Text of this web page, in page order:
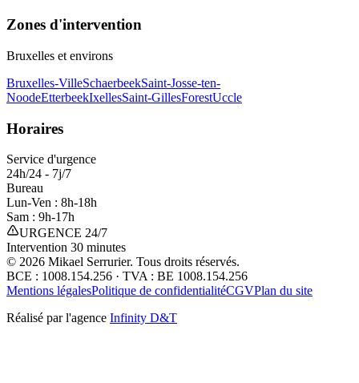
Zones d'intervention
Bruxelles et environs
Bruxelles-VilleSchaerbeekSaint-Josse-ten-
NoodeEtterbeekIxellesSaint-GillesForestUccle
Horaires
Service d'urgence
24h/24 - 7j/7
Bureau
Lun-Ven : 8h-18h
Sam : 9h-17h
URGENCE 24/7
Intervention 30 minutes
© 2026 Mikael Serrurier. Tous droits réservés.
BCE : 1008.154.256 · TVA : BE 1008.154.256
Mentions légalesPolitique de confidentialitéCGVPlan du site
Réalisé par l'agence Infinity D&T